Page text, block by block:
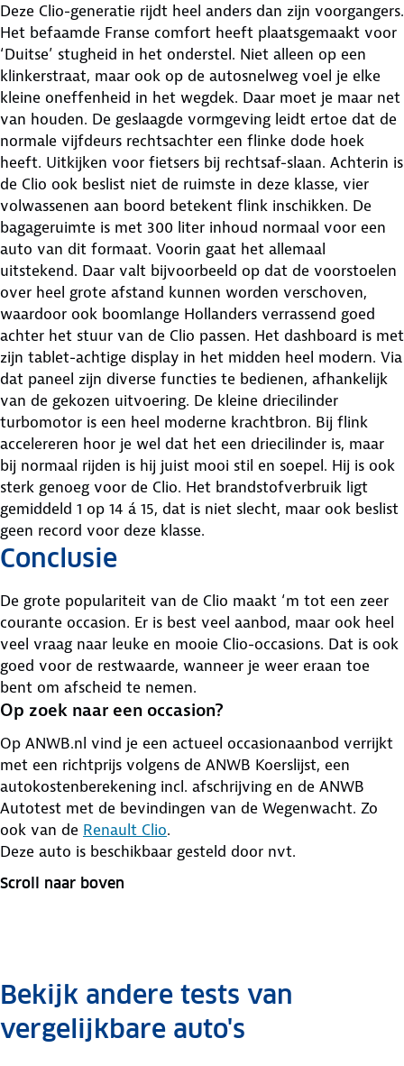
Deze Clio-generatie rijdt heel anders dan zijn voorgangers.
Het befaamde Franse comfort heeft plaatsgemaakt voor
‘Duitse’ stugheid in het onderstel. Niet alleen op een
klinkerstraat, maar ook op de autosnelweg voel je elke
kleine oneffenheid in het wegdek. Daar moet je maar net
van houden. De geslaagde vormgeving leidt ertoe dat de
normale vijfdeurs rechtsachter een flinke dode hoek
heeft. Uitkijken voor fietsers bij rechtsaf-slaan. Achterin is
de Clio ook beslist niet de ruimste in deze klasse, vier
volwassenen aan boord betekent flink inschikken. De
bagageruimte is met 300 liter inhoud normaal voor een
auto van dit formaat. Voorin gaat het allemaal
uitstekend. Daar valt bijvoorbeeld op dat de voorstoelen
over heel grote afstand kunnen worden verschoven,
waardoor ook boomlange Hollanders verrassend goed
achter het stuur van de Clio passen. Het dashboard is met
zijn tablet-achtige display in het midden heel modern. Via
dat paneel zijn diverse functies te bedienen, afhankelijk
van de gekozen uitvoering. De kleine driecilinder
turbomotor is een heel moderne krachtbron. Bij flink
accelereren hoor je wel dat het een driecilinder is, maar
bij normaal rijden is hij juist mooi stil en soepel. Hij is ook
sterk genoeg voor de Clio. Het brandstofverbruik ligt
gemiddeld 1 op 14 á 15, dat is niet slecht, maar ook beslist
geen record voor deze klasse.
Conclusie
De grote populariteit van de Clio maakt ‘m tot een zeer
courante occasion. Er is best veel aanbod, maar ook heel
veel vraag naar leuke en mooie Clio-occasions. Dat is ook
goed voor de restwaarde, wanneer je weer eraan toe
bent om afscheid te nemen.
Op zoek naar een occasion?
Op ANWB.nl vind je een actueel occasionaanbod verrijkt
met een richtprijs volgens de ANWB Koerslijst, een
autokostenberekening incl. afschrijving en de ANWB
Autotest met de bevindingen van de Wegenwacht. Zo
ook van de Renault Clio.
Deze auto is beschikbaar gesteld door nvt.
Scroll naar boven
Bekijk andere tests van
vergelijkbare auto's